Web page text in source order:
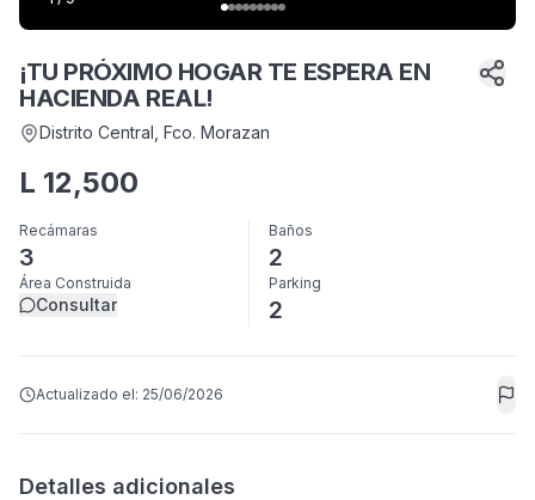
¡TU PRÓXIMO HOGAR TE ESPERA EN
HACIENDA REAL!
Distrito Central , Fco. Morazan
L 12,500
Recámaras
3
Baños
2
Área Construida
Consultar
Parking
2
Actualizado el: 25/06/2026
Detalles adicionales